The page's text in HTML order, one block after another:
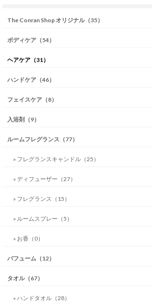
The Conran Shop オリジナル（35）
ボディケア（54）
ヘアケア（31）
ハンドケア（46）
フェイスケア（8）
入浴剤（9）
ルームフレグランス（77）
» フレグランスキャンドル（25）
» ディフューザー（27）
» フレグランス（15）
» ルームスプレー（5）
» お香（0）
パフューム（12）
タオル（67）
» ハンドタオル（28）